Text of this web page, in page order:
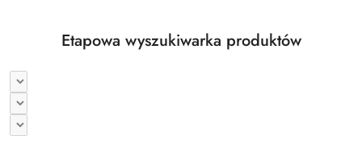
Etapowa wyszukiwarka produktów